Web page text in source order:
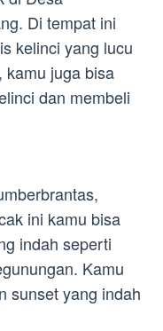
Di tempat ini
kelinci yang lucu
kamu juga bisa
dan membeli
ini kamu bisa
indah seperti
Kamu
sunset yang indah